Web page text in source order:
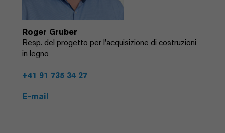
Roger Gruber
Resp. del progetto per l'acquisizione di costruzioni
in legno
+41 91 735 34 27
E-mail